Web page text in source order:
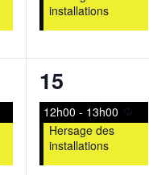
installations
1
évènement,
15
12h00 - 13h00
Hersage des
installations